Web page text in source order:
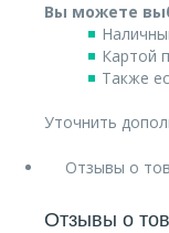
Вы можете
Картой
Также
Уточнить
Отзывы о
Отзывы о